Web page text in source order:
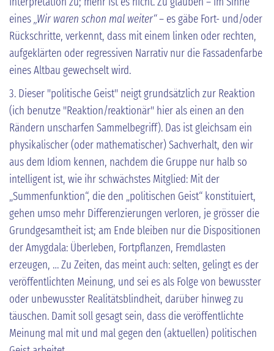
eines„Wir waren schon mal weiter“– es gäbe Fort- und/oder
Rückschritte, verkennt, dass mit einem linken oder rechten,
aufgeklärten oder regressiven Narrativ nur die Fassadenfarbe
eines Altbau gewechselt wird.
3. Dieser "politische Geist" neigt grundsätzlich zur Reaktion
(ich benutze "Reaktion/reaktionär" hier als einen an den
Rändern unscharfen Sammelbegriff). Das ist gleichsam ein
physikalischer (oder mathematischer) Sachverhalt, den wir
aus dem Idiom kennen, nachdem die Gruppe nur halb so
intelligent ist, wie ihr schwächstes Mitglied: Mit der
„Summenfunktion“, die den „politischen Geist“ konstituiert,
gehen umso mehr Differenzierungen verloren, je grösser die
Grundgesamtheit ist; am Ende bleiben nur die Dispositionen
der Amygdala: Überleben, Fortpflanzen, Fremdlasten
erzeugen, … Zu Zeiten, das meint auch: selten, gelingt es der
veröffentlichten Meinung, und sei es als Folge von bewusster
oder unbewusster Realitätsblindheit, darüber hinweg zu
täuschen. Damit soll gesagt sein, dass die veröffentlichte
Meinung mal mit und mal gegen den (aktuellen) politischen